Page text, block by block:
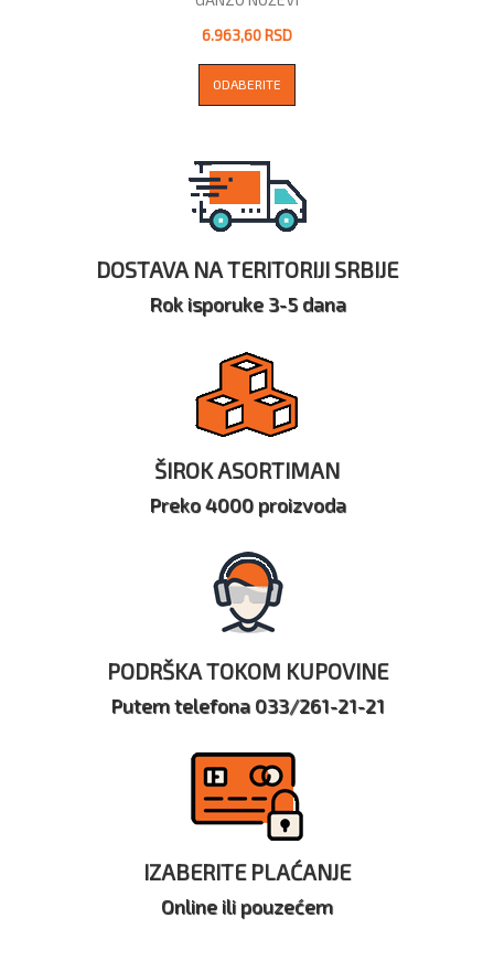
6.963,60 RSD
ODABERITE
DOSTAVA NA TERITORIJI SRBIJE
Rok isporuke 3-5 dana
ŠIROK ASORTIMAN
Preko 4000 proizvoda
PODRŠKA TOKOM KUPOVINE
Putem telefona 033/261-21-21
IZABERITE PLAĆANJE
Online ili pouzećem